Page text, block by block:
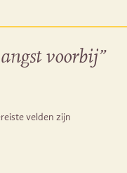
voorbij”
velden zijn